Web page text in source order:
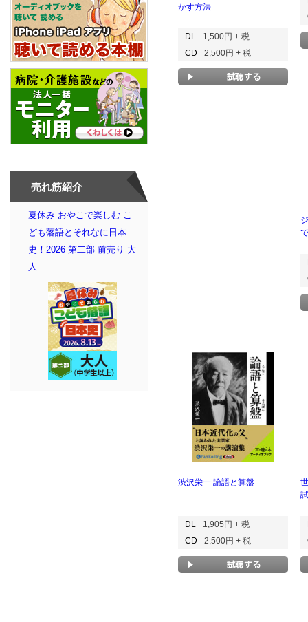
売れ筋紹介
夏休み おやこで楽しむ こ
ども落語とそれなに日本
史！2026 第二部 前売り 大
人
かす方法
DL
1,500円 + 税
CD
2,500円 + 税
渋沢栄一 論語と算盤
DL
1,905円 + 税
CD
2,500円 + 税